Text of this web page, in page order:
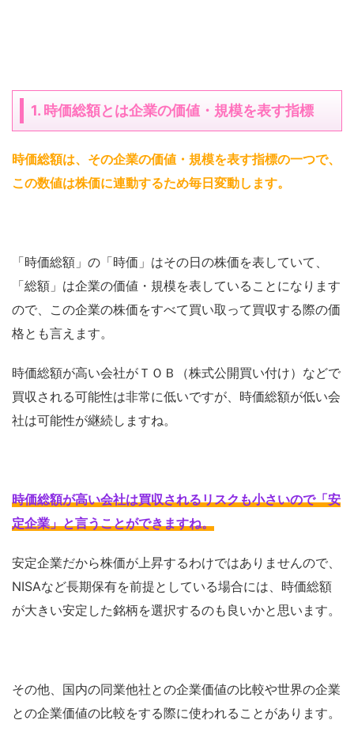
1. 時価総額とは企業の価値・規模を表す指標
時価総額は、その企業の価値・規模を表す指標の一つで、
この数値は株価に連動するため毎日変動します。
「時価総額」の「時価」はその日の株価を表していて、
「総額」は企業の価値・規模を表していることになります
ので、この企業の株価をすべて買い取って買収する際の価
格とも言えます。
時価総額が高い会社がＴＯＢ（株式公開買い付け）などで
買収される可能性は非常に低いですが、時価総額が低い会
社は可能性が継続しますね。
時価総額が高い会社は買収されるリスクも小さいので「安
定企業」と言うことができますね。
安定企業だから株価が上昇するわけではありませんので、
NISAなど長期保有を前提としている場合には、時価総額
が大きい安定した銘柄を選択するのも良いかと思います。
その他、国内の同業他社との企業価値の比較や世界の企業
との企業価値の比較をする際に使われることがあります。